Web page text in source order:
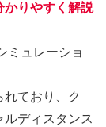
かりやすく解説
ミュレーショ
ており、ク
ディスタンス